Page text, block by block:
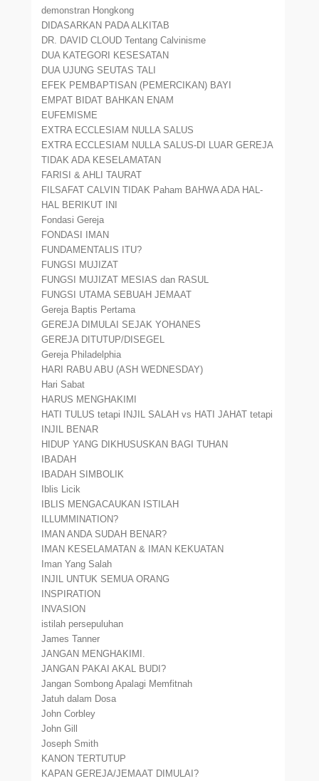
demonstran Hongkong
DIDASARKAN PADA ALKITAB
DR. DAVID CLOUD Tentang Calvinisme
DUA KATEGORI KESESATAN
DUA UJUNG SEUTAS TALI
EFEK PEMBAPTISAN (PEMERCIKAN) BAYI
EMPAT BIDAT BAHKAN ENAM
EUFEMISME
EXTRA ECCLESIAM NULLA SALUS
EXTRA ECCLESIAM NULLA SALUS-DI LUAR GEREJA
TIDAK ADA KESELAMATAN
FARISI & AHLI TAURAT
FILSAFAT CALVIN TIDAK Paham BAHWA ADA HAL-
HAL BERIKUT INI
Fondasi Gereja
FONDASI IMAN
FUNDAMENTALIS ITU?
FUNGSI MUJIZAT
FUNGSI MUJIZAT MESIAS dan RASUL
FUNGSI UTAMA SEBUAH JEMAAT
Gereja Baptis Pertama
GEREJA DIMULAI SEJAK YOHANES
GEREJA DITUTUP/DISEGEL
Gereja Philadelphia
HARI RABU ABU (ASH WEDNESDAY)
Hari Sabat
HARUS MENGHAKIMI
HATI TULUS tetapi INJIL SALAH vs HATI JAHAT tetapi
INJIL BENAR
HIDUP YANG DIKHUSUSKAN BAGI TUHAN
IBADAH
IBADAH SIMBOLIK
Iblis Licik
IBLIS MENGACAUKAN ISTILAH
ILLUMMINATION?
IMAN ANDA SUDAH BENAR?
IMAN KESELAMATAN & IMAN KEKUATAN
Iman Yang Salah
INJIL UNTUK SEMUA ORANG
INSPIRATION
INVASION
istilah persepuluhan
James Tanner
JANGAN MENGHAKIMI.
JANGAN PAKAI AKAL BUDI?
Jangan Sombong Apalagi Memfitnah
Jatuh dalam Dosa
John Corbley
John Gill
Joseph Smith
KANON TERTUTUP
KAPAN GEREJA/JEMAAT DIMULAI?